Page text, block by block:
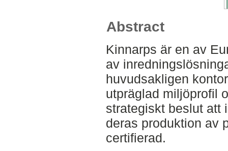
Abstract
Kinnarps är en av
av
huvudsakligen
utpräglad miljöprofil
strategiskt beslut att
deras produktion av
certifierad.